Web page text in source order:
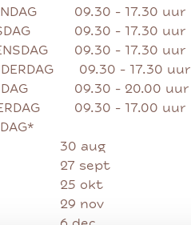
09.30 - 17.30 uur
09.30 - 17.30 uur
09.30 - 17.30 uur
09.30 - 17.30 uur
09.30 - 20.00 uur
09.30 - 17.00 uur
30 aug
27 sept
25 okt
29 nov